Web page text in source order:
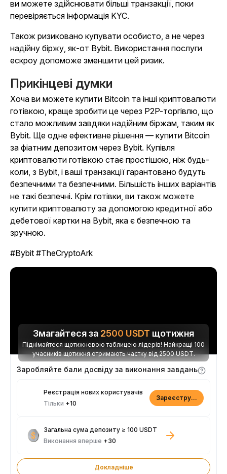
ви можете здійснювати більші транзакції, поки
перевіряється інформація KYC.
Також ризиковано купувати особисто, а не через
надійну біржу, як-от Bybit. Використання послуги
ескроу допоможе зменшити цей ризик.
Прикінцеві думки
Хоча ви можете купити Bitcoin та інші криптовалюти
готівкою, краще зробити це через P2P-торгівлю, що
стало можливим завдяки надійним біржам, таким як
Bybit. Ще одне ефективне рішення — купити Bitcoin
за фіатним депозитом через Bybit. Купівля
криптовалюти готівкою стає простішою, ніж будь-
коли, з Bybit, і ваші транзакції гарантовано будуть
безпечними та безпечними. Більшість інших варіантів
не такі безпечні. Крім готівки, ви також можете
купити криптовалюту за допомогою кредитної або
дебетової картки на Bybit, яка є безпечною та
зручною.
#Bybit #TheCryptoArk
Змагайтеся за 2500 USDT щотижня
Піднімайтеся щотижневою таблицею лідерів! Найкращі 100
учасників щотижня отримають частку від 2500 USDT.
Заробляйте бали досвіду за виконання завдань
Реєстрація нових користувачів
Тільки +10
Зареєструватися
Загальна сума депозиту ≥ 100 USDT
Виконання вперше +30
Докладніше